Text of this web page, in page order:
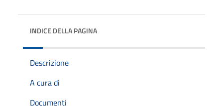
INDICE DELLA PAGINA
Descrizione
A cura di
Documenti